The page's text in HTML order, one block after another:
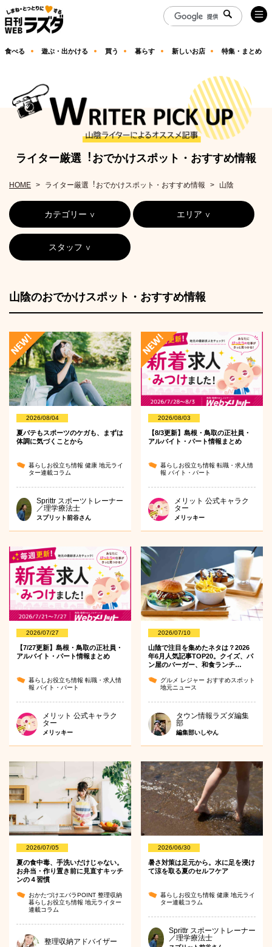
食べる 遊ぶ・出かける 買う 暮らす 新しいお店 特集・まとめ
ライター厳選︕おでかけスポット・おすすめ情報
HOME ライター厳選︕おでかけスポット・おすすめ情報 山陰
カテゴリー エリア
スタッフ
山陰のおでかけスポット・おすすめ情報
2026/08/04
夏バテもスポーツのケガも、まずは
体調に気づくことから
暮らしお役立ち情報 健康 地元ライ
ター連載コラム
Sprittr スポーツトレーナー
／理学療法士
スプリット前谷さん
2026/08/03
【8/3更新】島根・鳥取の正社員・
アルバイト・パート情報まとめ
暮らしお役立ち情報転職・求人情
報 バイト・パート
メリット 公式キャラク
ター
メリッキー
2026/07/27
【7/27更新】島根・鳥取の正社員・
アルバイト・パート情報まとめ
暮らしお役立ち情報 転職・求人情
報 バイト・パート
メリット 公式キャラク
ター
メリッキー
2026/07/10
山陰で注目を集めたネタは？2026
年6月人気記事TOP20。クイズ、パ
ン屋のバーガー、和食ランチ…
グルメ レジャー おすすめスポット
地元ニュース
タウン情報ラズダ編集
部
編集部いしやん
2026/07/05
夏の食中毒、手洗いだけじゃない。
お弁当・作り置き前に見直すキッチ
ンの４習慣
おかたづけエバラPOINT 整理収納
暮らしお役立ち情報 地元ライター
連載コラム
整理収納アドバイザー
2026/06/30
暑さ対策は足元から。水に足を浸け
て涼を取る夏のセルフケア
暮らしお役立ち情報健康地元ライ
ター連載コラム
Sprittr スポーツトレーナー
／理学療法士